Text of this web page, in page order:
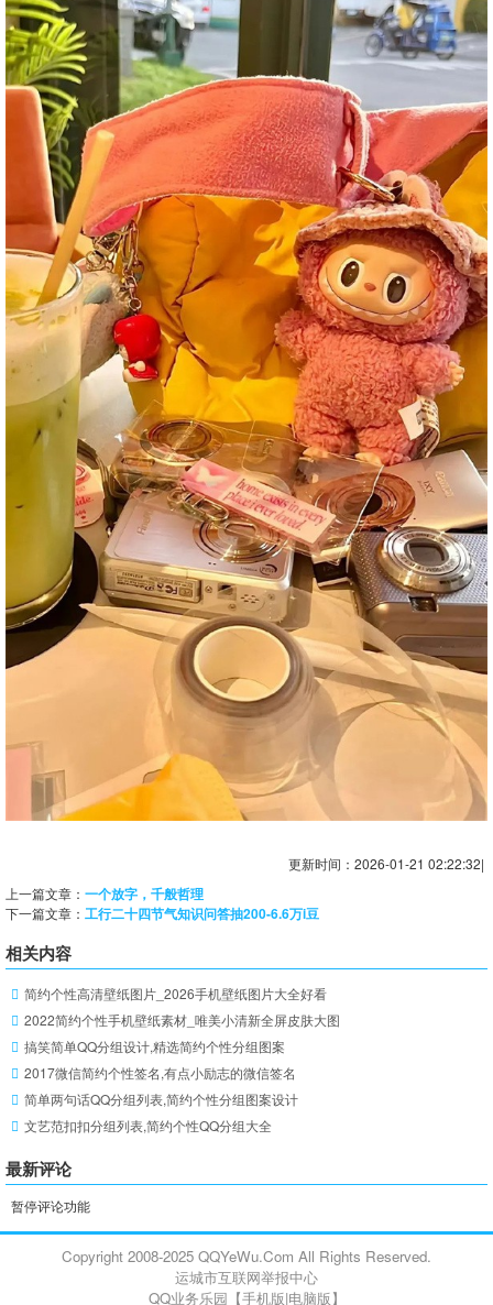
更新时间：2026-01-21 02:22:32|
上一篇文章： 一个放字，千般哲理
下一篇文章： 工行二十四节气知识问答抽200-6.6万i豆
相关内容
简约个性高清壁纸图片_2026手机壁纸图片大全好看
2022简约个性手机壁纸素材_唯美小清新全屏皮肤大图
搞笑简单QQ分组设计,精选简约个性分组图案
2017微信简约个性签名,有点小励志的微信签名
简单两句话QQ分组列表,简约个性分组图案设计
文艺范扣扣分组列表,简约个性QQ分组大全
最新评论
暂停评论功能
Copyright 2008-2025 QQYeWu.Com All Rights Reserved.
运城市互联网举报中心
QQ业务乐园【手机版|电脑版】